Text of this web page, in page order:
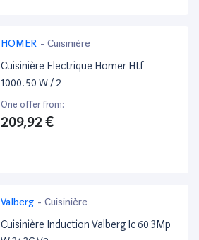
HOMER - Cuisinière
Cuisinière Electrique Homer Htf
1000.50 W / 2
One offer from:
209,92 €
Valberg - Cuisinière
Cuisinière Induction Valberg Ic 60 3Mp